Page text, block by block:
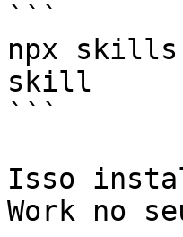
```
npx skills
skill
```
Isso
Work no